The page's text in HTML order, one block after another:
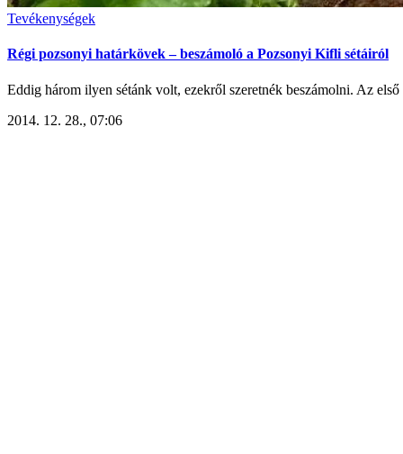
Tevékenységek
Régi pozsonyi határkövek – beszámoló a Pozsonyi Kifli sétáiról
Eddig három ilyen sétánk volt, ezekről szeretnék beszámolni. Az
2014. 12. 28., 07:06